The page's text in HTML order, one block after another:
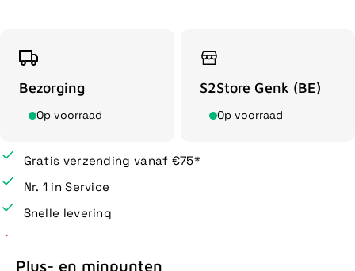
Bezorging
Op voorraad
S2Store Genk (BE)
Op voorraad
Gratis verzending vanaf €75*
Nr. 1 in Service
Snelle levering
Plus- en minpunten